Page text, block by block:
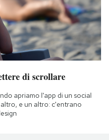
di scrollare
apriamo l'app di un social
e un altro: c'entrano